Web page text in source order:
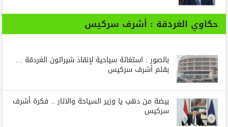
حكاوي الغردقة : أشرف سركيس
بالصور : استغاثة سياحية لإنقاذ شيراتون الغردقة …
بقلم أشرف سركيس
بيضة من دهب يا وزير السياحة والاثار .. فكرة أشرف
سركيس